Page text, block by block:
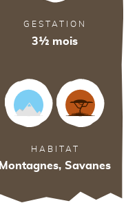
GESTATION
3½ mois
HABITAT
Montagnes, Savanes